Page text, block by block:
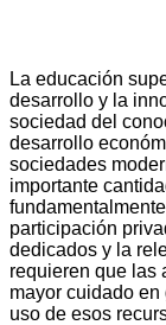
La educación
desarrollo y la
sociedad del
desarrollo
sociedades
importante
participación
dedicados y la
requieren que las
mayor cuidado
uso de esos